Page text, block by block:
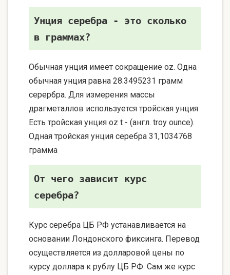
Унция серебра - это сколько
в граммах?
Обычная унция имеет сокращение oz. Одна
обычная унция равна 28.3495231 грамм
серербра. Для измерения массы
драгметаллов используется тройская унция
Есть тройская унция oz t - (англ. troy ounce).
Одная тройская унция серебра 31,1034768
грамма
От чего зависит курс
серебра?
Курс серебра ЦБ РФ устанавливается на
основании Лондонского фиксинга. Перевод
осуществляется из долларовой цены по
курсу доллара к рублу ЦБ РФ. Сам же курс